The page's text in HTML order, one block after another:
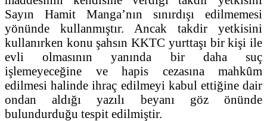
Sayın Hamit Manga’nın sınırdışı edilmemesi
yönünde kullanmıştır. Ancak takdir yetkisini
kullanırken konu şahsın KKTC yurttaşı bir kişi ile
evli olmasının yanında bir daha suç
işlemeyeceğine ve hapis cezasına mahkûm
edilmesi halinde ihraç edilmeyi kabul ettiğine dair
ondan aldığı yazılı beyanı göz önünde
bulundurduğu tespit edilmiştir.